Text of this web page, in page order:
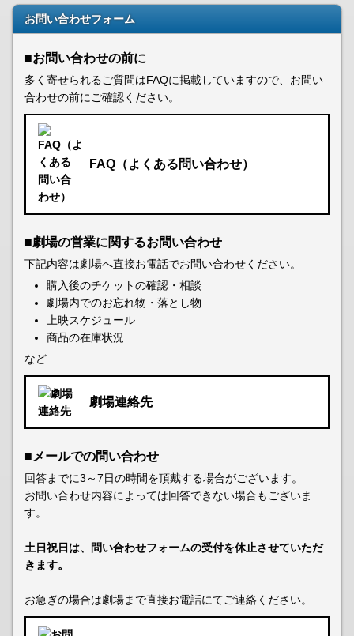
お問い合わせフォーム
■お問い合わせの前に
多く寄せられるご質問はFAQに掲載していますので、お問い
合わせの前にご確認ください。
FAQ（よくある問い合わせ）
■劇場の営業に関するお問い合わせ
下記内容は劇場へ直接お電話でお問い合わせください。
購入後のチケットの確認・相談
劇場内でのお忘れ物・落とし物
上映スケジュール
商品の在庫状況
など
劇場連絡先
■メールでの問い合わせ
回答までに3～7日の時間を頂戴する場合がございます。
お問い合わせ内容によっては回答できない場合もございま
す。
土日祝日は、問い合わせフォームの受付を休止させていただ
きます。
お急ぎの場合は劇場まで直接お電話にてご連絡ください。